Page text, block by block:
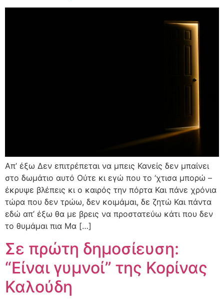
Απ’ έξω Δεν επιτρέπεται να μπεις Κανείς δεν μπαίνει
στο δωμάτιο αυτό Ούτε κι εγώ που το ‘χτισα μπορώ –
έκρυψε βλέπεις κι ο καιρός την πόρτα Και πάνε χρόνια
τώρα που δεν τρώω, δεν κοιμάμαι, δε ζητώ Και πάντα
εδώ απ’ έξω θα με βρεις να προστατεύω κάτι που δεν
το θυμάμαι πια Μα […]
Σε πρώτη δημοσίευση:
“Είναι γυμνοί” της Κορίνας
Καλούδη